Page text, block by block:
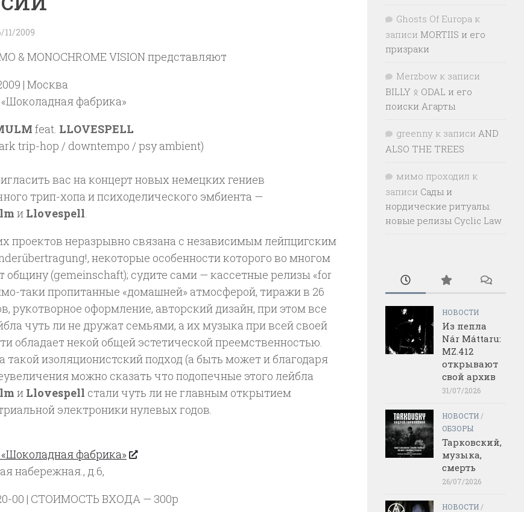
11/2009
& MONOCHROME VISION представляют
| Москва
фабрика»
feat. LLOVESPELL
trip-hop / downtempo / psy ambient)
вас на концерт новых немецких гениев
трип-хопа и психоделического эмбиента —
и Llovespell.
проектов неразрывно связана с независимым лейпцигским
некоторые особенности которого во многом
общину (gemeinschaft); судите сами — кассетные релизы «for
таки пропитанные «домашней» атмосферой, тиражи в 26
рукотворное оформление, авторский дизайн, при этом все
чуть ли не дружат семьями, а их музыка при всей своей
обладает некой общей эстетической преемственностью.
такой изоляционистский подход (а быть может и благодаря
можно сказать что подопечные этого лейбла
и Llovespell стали чуть ли не главным открытием
электроники нулевых годов.
фабрика»
набережная., д.6,
00 | СТОИМОСТЬ ВХОДА — 300р
Ghosts Of Europa к
записи MORTIIS и его
призраки
Merzbow к записи
BILLY ᛟ ODAL и его
поиски Агарты
greenny к записи AND
ALSO THE TREES
мимо проходил к
записи Сады и
нордические ритуалы:
новые релизы Cyclic Law
НОВОСТИ
Из пепла
Nár Máttaru:
MZ.412
открывают
свой архив
31/07/2026
НОВОСТИ /
ОБЗОРЫ
Тарковский,
музыка,
смерть
26/07/2026
НОВОСТИ /